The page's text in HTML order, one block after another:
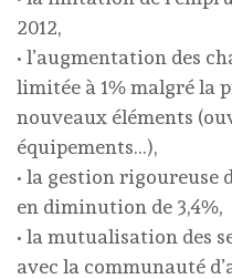
2012,
• l’augmentation des
limitée à 1% malgré la
nouveaux éléments
équipements…),
• la gestion rigoureuse
en diminution de 3,4%,
• la mutualisation des
avec la communauté